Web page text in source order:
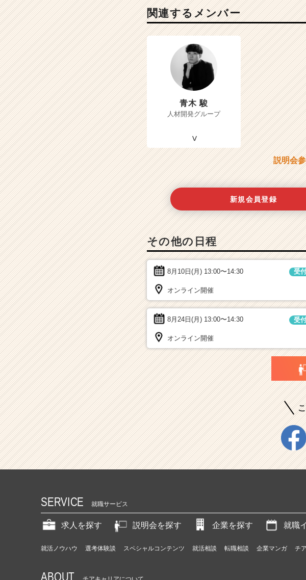
関連するメンバー
青木 駿
人材開発グループ
説明会
新規会員登録
その他の日程
8月10日(月) 13:00〜14:30 受
オンライン開催
8月24日(月) 13:00〜14:30 受
オンライン開催
SERVICE 就職サービス
求人を探す 説明会を探す 企業を探す 就職
就活ノウハウ 選考体験談 スペシャルコンテンツ 就活相談 転職相談 企業マンガ チ
ABOUT